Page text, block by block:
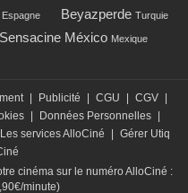
Espagne Beyazperde Turquie
Sensacine México Mexique
| Publicité | CGU | CGV |
| Données Personnelles |
Les services AlloCiné | Gérer Utiq
cinéma sur le numéro AlloCiné :
minute)